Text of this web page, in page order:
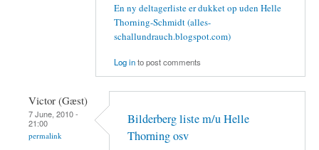
En ny deltagerliste er dukket op uden Helle
Thorning-Schmidt (alles-
schallundrauch.blogspot.com)
Log into post comments
Victor (Gæst)
7 June, 2010 -
21:00
permalink
Bilderberg liste m/u Helle
Thorning osv